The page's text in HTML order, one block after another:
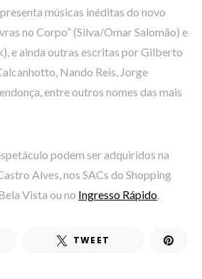
músicas inéditas do novo
no Corpo” (Silva/Omar Salomão) e
e ainda outras escritas por Gilberto
Nando Reis, Jorge
entre outros nomes das mais
podem ser adquiridos na
Alves, nos SACs do Shopping
Vista ou no Ingresso Rápido
TWEET